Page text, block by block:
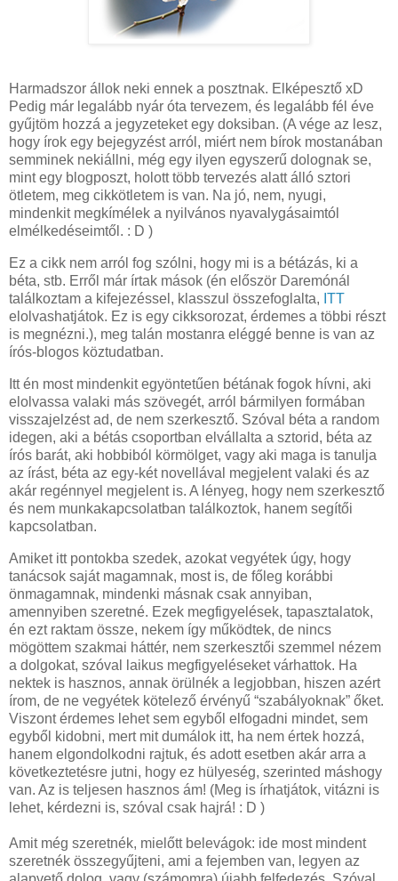
Harmadszor állok neki ennek a posztnak. Elképesztő xD
Pedig már legalább nyár óta tervezem, és legalább fél éve
gyűjtöm hozzá a jegyzeteket egy doksiban. (A vége az lesz,
hogy írok egy bejegyzést arról, miért nem bírok mostanában
semminek nekiállni, még egy ilyen egyszerű dolognak se,
mint egy blogposzt, holott több tervezés alatt álló sztori
ötletem, meg cikkötletem is van. Na jó, nem, nyugi,
mindenkit megkímélek a nyilvános nyavalygásaimtól
elmélkedéseimtől. : D )
Ez a cikk nem arról fog szólni, hogy mi is a bétázás, ki a
béta, stb. Erről már írtak mások (én először Daremónál
találkoztam a kifejezéssel, klasszul összefoglalta, ITT
elolvashatjátok. Ez is egy cikksorozat, érdemes a többi részt
is megnézni.), meg talán mostanra eléggé benne is van az
írós-blogos köztudatban.
Itt én most mindenkit egyöntetűen bétának fogok hívni, aki
elolvassa valaki más szövegét, arról bármilyen formában
visszajelzést ad, de nem szerkesztő. Szóval béta a random
idegen, aki a bétás csoportban elvállalta a sztorid, béta az
írós barát, aki hobbiból körmölget, vagy aki maga is tanulja
az írást, béta az egy-két novellával megjelent valaki és az
akár regénnyel megjelent is. A lényeg, hogy nem szerkesztő
és nem munkakapcsolatban találkoztok, hanem segítői
kapcsolatban.
Amiket itt pontokba szedek, azokat vegyétek úgy, hogy
tanácsok saját magamnak, most is, de főleg korábbi
önmagamnak, mindenki másnak csak annyiban,
amennyiben szeretné. Ezek megfigyelések, tapasztalatok,
én ezt raktam össze, nekem így működtek, de nincs
mögöttem szakmai háttér, nem szerkesztői szemmel nézem
a dolgokat, szóval laikus megfigyeléseket várhattok. Ha
nektek is hasznos, annak örülnék a legjobban, hiszen azért
írom, de ne vegyétek kötelező érvényű “szabályoknak” őket.
Viszont érdemes lehet sem egyből elfogadni mindet, sem
egyből kidobni, mert mit dumálok itt, ha nem értek hozzá,
hanem elgondolkodni rajtuk, és adott esetben akár arra a
következtetésre jutni, hogy ez hülyeség, szerinted máshogy
van. Az is teljesen hasznos ám! (Meg is írhatjátok, vitázni is
lehet, kérdezni is, szóval csak hajrá! : D )
Amit még szeretnék, mielőtt belevágok: ide most mindent
szeretnék összegyűjteni, ami a fejemben van, legyen az